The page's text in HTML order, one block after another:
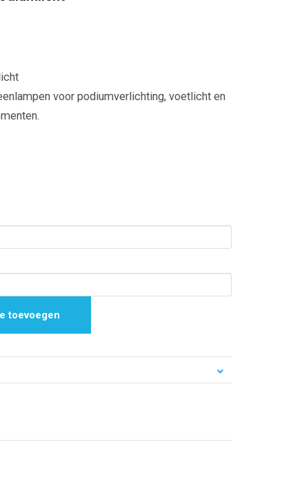
voor podiumverlichting, voetlicht en
toevoegen